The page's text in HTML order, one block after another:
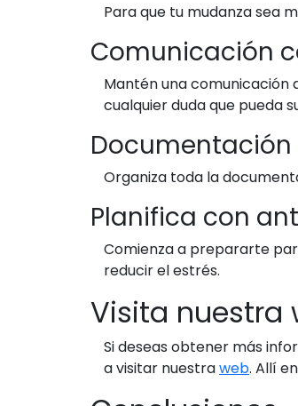
Para que tu mudanza sea
Comunicación
Mantén una comunicación
cualquier duda que pueda
Documentación
Organiza toda la
Planifica con
Comienza a prepararte
reducir el estrés.
Visita nuestra
Si deseas obtener más
a visitar nuestraweb. Allí